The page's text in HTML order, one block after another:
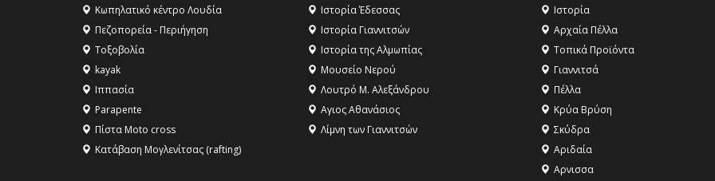
Κωπηλατικό κέντρο Λουδία
Πεζοπορεία - Περιήγηση
Τοξοβολία
kayak
Ιππασία
Parapente
Πίστα Moto cross
Κατάβαση Μογλενίτσας (rafting)
Ιστορία Έδεσσας
Ιστορία Γιαννιτσών
Ιστορία της Αλμωπίας
Μουσείο Νερού
Λουτρό Μ. Αλεξάνδρου
Αγιος Αθανάσιος
Λίμνη των Γιαννιτσών
Ιστορία
Αρχαία Πέλλα
Τοπικά Προϊόντα
Γιαννιτσά
Πέλλα
Κρύα Βρύση
Σκύδρα
Αριδαία
Aρνισσα